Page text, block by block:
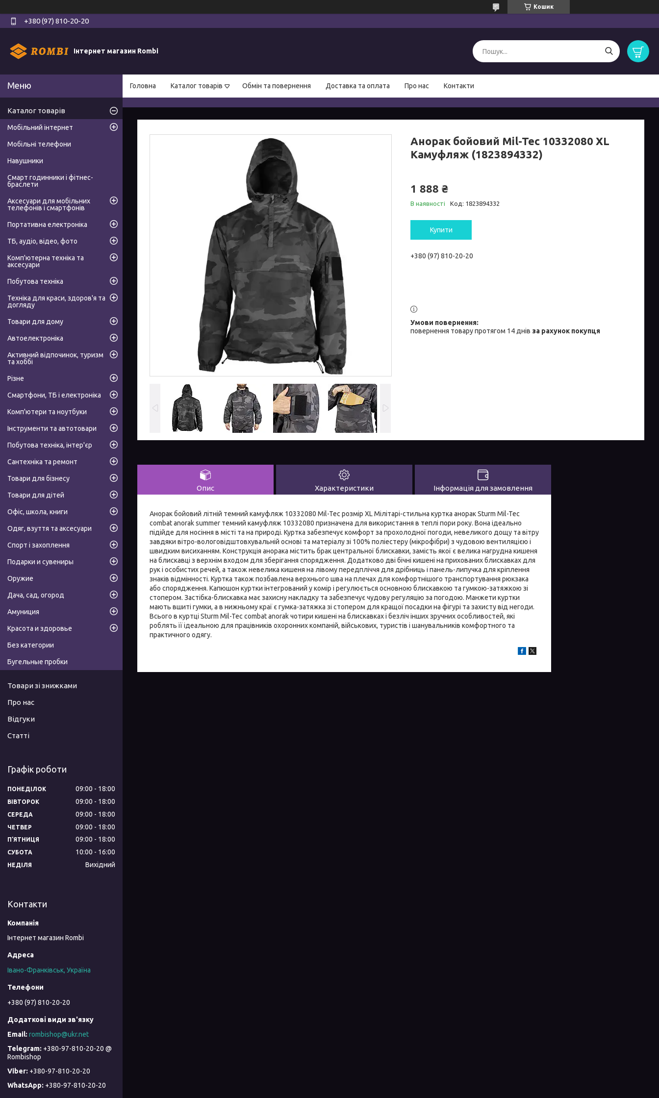
Кошик
+380 (97) 810-20-20
Інтернет магазин Rombi
Головна Каталог товарів Обмін та повернення Доставка та оплата Про нас Контакти
Анорак бойовий Mil-Tec 10332080 XL
Камуфляж (1823894332)
1 888 ₴
В наявності Код: 1823894332
Купити
+380 (97) 810-20-20
повернення товару протягом 14 днів за рахунок покупця
Опис Характеристики Інформація для замовлення
Анорак бойовий літній темний камуфляж 10332080 Mil-Tec розмір XL Мілітарі-стильна куртка анорак Sturm Mil-Tec
combat anorak summer темний камуфляж 10332080 призначена для використання в теплі пори року. Вона ідеально
підійде для носіння в місті та на природі. Куртка забезпечує комфорт за прохолодної погоди, невеликого дощу та вітру
завдяки вітро-вологовідштовхувальній основі та матеріалу зі 100% поліестеру (мікрофібри) з чудовою вентиляцією і
швидким висиханням. Конструкція анорака містить брак центральної блискавки, замість якої є велика нагрудна кишеня
на блискавці з верхнім входом для зберігання спорядження. Додатково дві бічні кишені на прихованих блискавках для
рук і особистих речей, а також невелика кишеня на лівому передпліччя для дрібниць і панель-липучка для кріплення
знаків відмінності. Куртка також позбавлена верхнього шва на плечах для комфортнішого транспортування рюкзака
або спорядження. Капюшон куртки інтегрований у комір і регулюється основною блискавкою та гумкою-затяжкою зі
стопером. Застібка-блискавка має захисну накладку та забезпечує чудову регуляцію за погодою. Манжети куртки
мають вшиті гумки, а в нижньому краї є гумка-затяжка зі стопером для кращої посадки на фігурі та захисту від негоди.
Всього в куртці Sturm Mil-Tec combat anorak чотири кишені на блискавках і безліч інших зручних особливостей, які
роблять її ідеальною для працівників охоронних компаній, військових, туристів і шанувальників комфортного та
практичного одягу.
Каталог товарів
Мобільний інтернет
Мобільні телефони
Навушники
Смарт годинники і фітнес-
браслети
Аксесуари для мобільних
телефонів і смартфонів
Портативна електроніка
ТБ, аудіо, відео, фото
Комп'ютерна техніка та
аксесуари
Побутова техніка
Техніка для краси, здоров'я та
догляду
Товари для дому
Автоелектроніка
Активний відпочинок, туризм
та хоббі
Різне
Смартфони, ТБ і електроніка
Комп'ютери та ноутбуки
Інструменти та автотовари
Побутова техніка, інтер'єр
Сантехніка та ремонт
Товари для бізнесу
Товари для дітей
Офіс, школа, книги
Одяг, взуття та аксесуари
Спорт і захоплення
Подарки и сувениры
Оружие
Дача, сад, огород
Амуниция
Красота и здоровье
Без категории
Бугельные пробки
Товари зі знижками
Про нас
Відгуки
Статті
Графік роботи
ПОНЕДІЛОК 09:00 18:00
ВІВТОРОК 09:00 18:00
СЕРЕДА 09:00 18:00
ЧЕТВЕР 09:00 18:00
ПʼЯТНИЦЯ 09:00 18:00
СУБОТА 10:00 16:00
НЕДІЛЯ Вихідний
Контакти
Інтернет магазин Rombi
Івано-Франківськ, Україна
+380 (97) 810-20-20
rombishop@ukr.net
+380-97-810-20-20 @
Rombishop
+380-97-810-20-20
+380-97-810-20-20